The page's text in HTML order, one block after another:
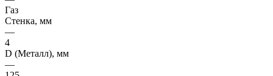
Газ
Стенка, мм
—
4
D (Металл), мм
—